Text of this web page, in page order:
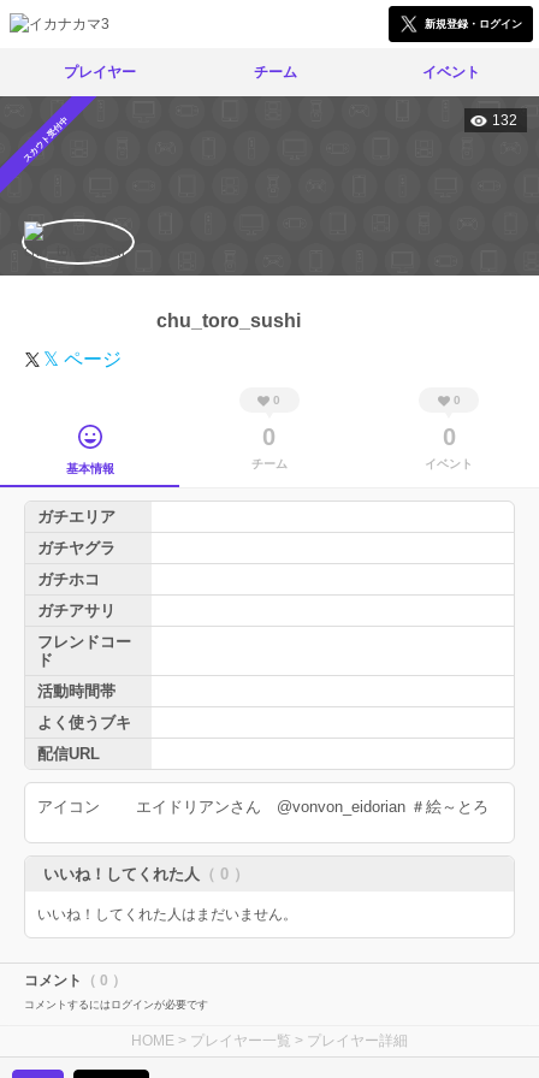
新規登録・ログイン
プレイヤー チーム イベント
スカウト受付中 132
chu_toro_sushi
𝕏 ページ
基本情報
0
0
チーム
0
0
イベント
ガチエリア
ガチヤグラ
ガチホコ
ガチアサリ
フレンドコー
ド
活動時間帯
よく使うブキ
配信URL
アイコン エイドリアンさん @vonvon_eidorian ＃絵～とろ
いいね！してくれた人 （ 0 ）
いいね！してくれた人はまだいません。
コメント （ 0 ）
コメントするにはログインが必要です
HOME > プレイヤー一覧 > プレイヤー詳細